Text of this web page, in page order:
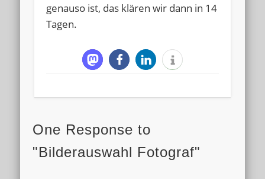
genauso ist, das klären wir dann in 14
Tagen.
One Response to
"Bilderauswahl Fotograf"